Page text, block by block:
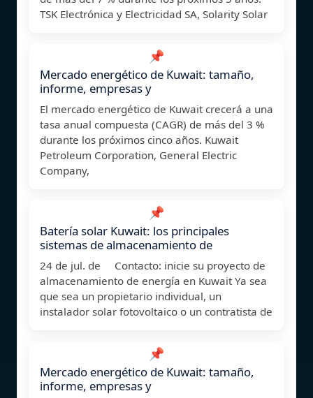
TSK Electrónica y Electricidad SA, Solarity Solar
📌
Mercado energético de Kuwait: tamaño,
informe, empresas y
El mercado energético de Kuwait crecerá a una
tasa anual compuesta (CAGR) de más del 3 %
durante los próximos cinco años. Kuwait
Petroleum Corporation, General Electric
Company,
📌
Batería solar Kuwait: los principales
sistemas de almacenamiento de
24 de jul. de Contacto: inicie su proyecto de
almacenamiento de energía en Kuwait Ya sea
que sea un propietario individual, un
instalador solar fotovoltaico o un contratista de
📌
Mercado energético de Kuwait: tamaño,
informe, empresas y